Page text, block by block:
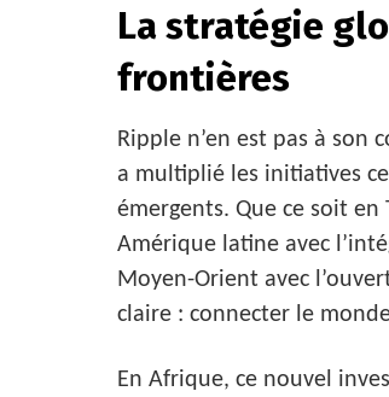
La stratégie
frontières
Ripple n’en est pas à son
a multiplié les initiatives
émergents. Que ce soit en
Amérique latine avec
Moyen-Orient avec
claire : connecter le
En Afrique, ce nouvel